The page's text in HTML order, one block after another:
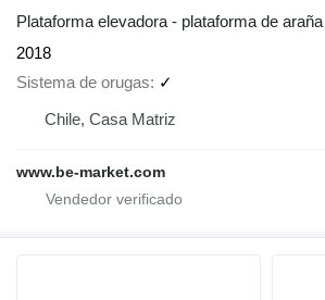
Plataforma elevadora - plataforma de araña
2018
Sistema de orugas
✓
Chile, Casa Matriz
www.be-market.com